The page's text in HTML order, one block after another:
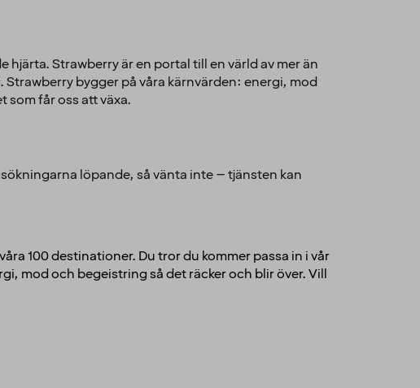
Strawberry är en portal till en värld av mer än
bygger på våra kärnvärden: energi, mod
som får oss att växa.
löpande, så vänta inte – tjänsten kan
100 destinationer. Du tror du kommer passa in i vår
mod och begeistring så det räcker och blir över. Vill